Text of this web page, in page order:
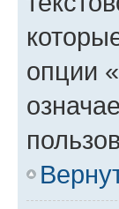
опции